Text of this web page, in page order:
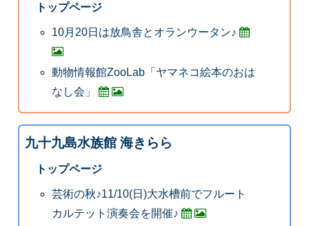
トップページ
10月20日は放鳥舎とオランウータン♪
動物情報館ZooLab「ヤマネコ絵本のおは
なし会」
九十九島水族館 海きらら
トップページ
芸術の秋♪11/10(日)大水槽前でフルート
カルテット演奏会を開催♪